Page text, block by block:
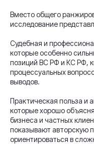
Вместо общего
исследование
Судебная и
которые особенно
позиций ВС РФ и КС РФ,
процессуальных
выводов.
Практическая польза и
которые хорошо
бизнеса и частных
показывают авторскую
ориентироваться в